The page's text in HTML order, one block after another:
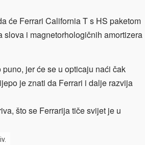
će Ferrari California T s HS paketom
slova i magnetorhologičnih amortizera
jer će se u opticaju naći čak
je znati da Ferrari i dalje razvija
što se Ferrarija tiče svijet je u